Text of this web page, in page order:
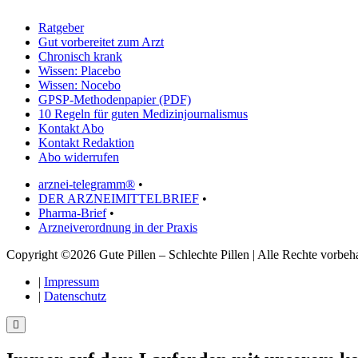
Ratgeber
Gut vorbereitet zum Arzt
Chronisch krank
Wissen: Placebo
Wissen: Nocebo
GPSP-Methodenpapier (PDF)
10 Regeln für guten Medizinjournalismus
Kontakt Abo
Kontakt Redaktion
Abo widerrufen
arznei-telegramm® •
DER ARZNEIMITTELBRIEF •
Pharma-Brief•
Arzneiverordnung in der Praxis
Copyright ©2026 Gute Pillen – Schlechte Pillen | Alle Rechte
| Impressum
| Datenschutz